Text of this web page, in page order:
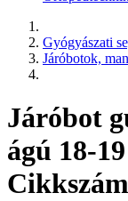
Gyógyászati
Járóbotok,
Járóbot
ágú 18-